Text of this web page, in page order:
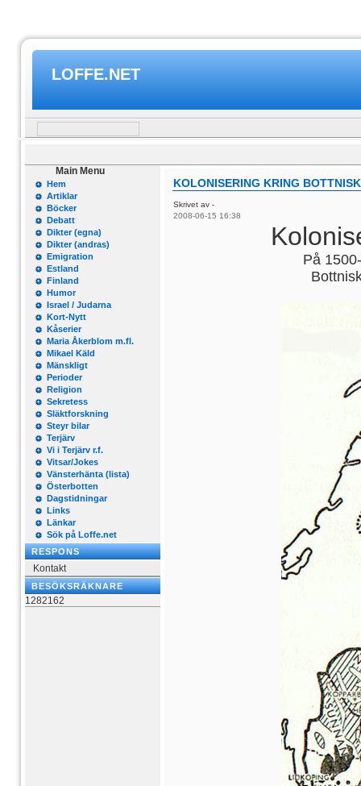
LOFFE.NET
Main Menu
Hem
Artiklar
Böcker
Debatt
Dikter (egna)
Dikter (andras)
Emigration
Estland
Finland
Humor
Israel / Judarna
Kort-Nytt
Kåserier
Maria Åkerblom m.fl.
Mikael Käld
Mänskligt
Perioder
Religion
Sekretess
Släktforskning
Steyr bilar
Terjärv
Vi i Terjärv r.f.
Vitsar/Jokes
Vänsterhänta (lista)
Österbotten
Dagstidningar
Links
Länkar
Sök på Loffe.net
RESPONS
Kontakt
BESÖKSRÄKNARE
1282162
KOLONISERING KRING
Skrivet av -
2008-06-15 16:38
På